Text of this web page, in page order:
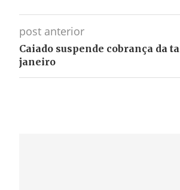
post anterior
Caiado suspende cobrança da
janeiro